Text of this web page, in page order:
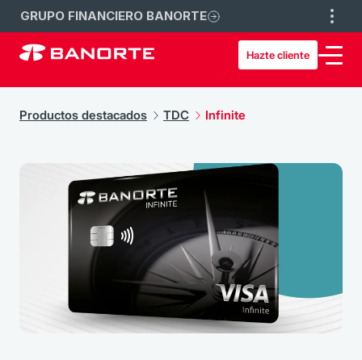
GRUPO FINANCIERO BANORTE
Hazte cliente
Productos destacados TDC Infinite